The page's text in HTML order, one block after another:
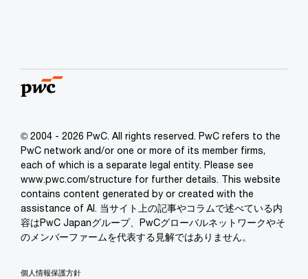
© 2004 - 2026 PwC. All rights reserved. PwC refers to the
PwC network and/or one or more of its member firms,
each of which is a separate legal entity. Please see
www.pwc.com/structure for further details. This website
contains content generated by or created with the
assistance of AI. 当サイト上の記事やコラムで述べている内
容はPwC Japanグループ、PwCグローバルネットワークやそ
のメンバーファームを代表する見解ではありません。
個人情報保護方針